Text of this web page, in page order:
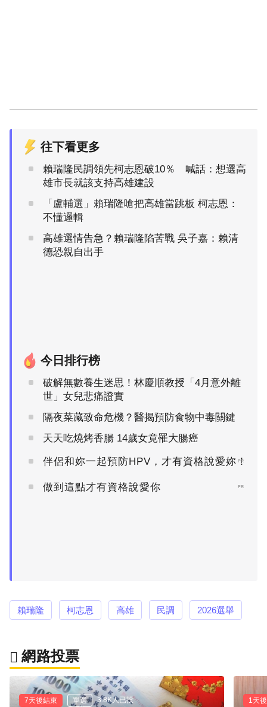
往下看更多
賴瑞隆民調領先柯志恩破10％ 喊話：想選高
雄市長就該支持高雄建設
「盧輔選」賴瑞隆嗆把高雄當跳板 柯志恩：
不懂邏輯
高雄選情告急？賴瑞隆陷苦戰 吳子嘉：賴清
德恐親自出手
今日排行榜
破解無數養生迷思！林慶順教授「4月意外離
世」女兒悲痛證實
隔夜菜藏致命危機？醫揭預防食物中毒關鍵
天天吃燒烤香腸 14歲女竟罹大腸癌
伴侶和妳一起預防HPV，才有資格說愛妳！
PR
做到這點才有資格說愛你 PR
賴瑞隆 柯志恩 高雄 民調 2026選舉
網路投票
7天後結束 單選 3.8K人已投 1天